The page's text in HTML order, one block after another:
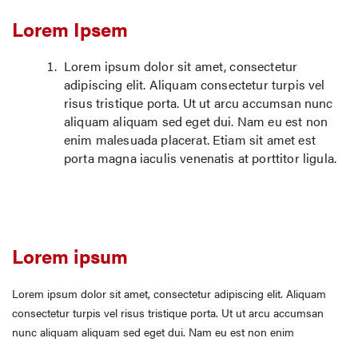
Lorem Ipsem
Lorem ipsum dolor sit amet, consectetur
adipiscing elit. Aliquam consectetur turpis vel
risus tristique porta. Ut ut arcu accumsan nunc
aliquam aliquam sed eget dui. Nam eu est non
enim malesuada placerat. Etiam sit amet est
porta magna iaculis venenatis at porttitor ligula.
Lorem ipsum
Lorem ipsum dolor sit amet, consectetur adipiscing elit. Aliquam
consectetur turpis vel risus tristique porta. Ut ut arcu accumsan
nunc aliquam aliquam sed eget dui. Nam eu est non enim